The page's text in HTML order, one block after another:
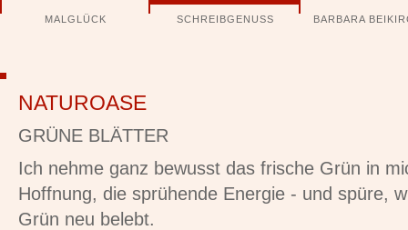
überspringenMALGLÜCK SCHREIBGENUSS BARBARA
NATUROASE
GRÜNE BLÄTTER
Ich nehme ganz bewusst das frische Grün in
Hoffnung, die sprühende Energie - und spüre,
Grün neu belebt.